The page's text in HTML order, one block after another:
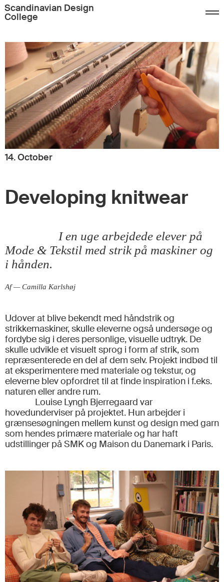
Scandinavian Design
College
14. October
Developing knitwear
I en uge arbejdede elever på
Mode & Tekstil med strik på maskiner og
i hånden.
Af — Camilla Karlshøj
Udover at blive bekendt med håndstrik og
strikkemaskiner, skulle eleverne også undersøge og
fordybe sig i deres personlige, visuelle udtryk. De
skulle udvikle et visuelt sprog i form af strik, som
repræsenterede en del af dem selv. Projekt indbød til
at eksperimentere med materiale og tekstur, og
eleverne blev opfordret til at finde inspiration i f.eks.
naturen eller andre rum.
Louise Lyngh Bjerregaard var
hovedunderviser på projektet. Hun arbejder i
grænsesøgningen mellem kunst og design med garn
som hendes primære materiale og har haft
udstillinger på SMK og Maison du Danemark i Paris.